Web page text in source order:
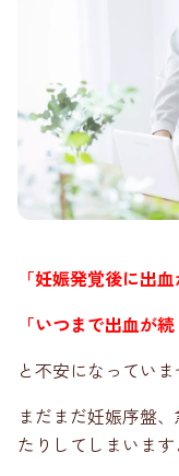
「妊娠発覚後に出
「いつまで出血が
と不安になっていま
まだまだ妊娠序盤
たりしてしまいます